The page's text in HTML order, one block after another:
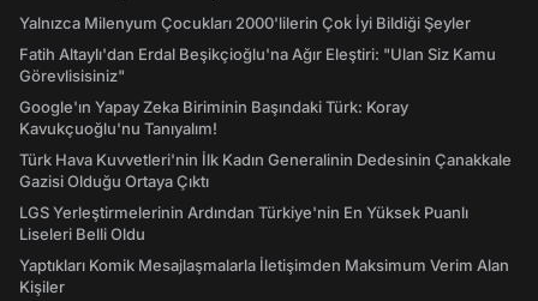
Yalnızca Milenyum Çocukları 2000'lilerin Çok İyi Bildiği Şeyler
Fatih Altaylı'dan Erdal Beşikçioğlu'na Ağır Eleştiri: "Ulan Siz Kamu
Görevlisisiniz"
Google'ın Yapay Zeka Biriminin Başındaki Türk: Koray
Kavukçuoğlu'nu Tanıyalım!
Türk Hava Kuvvetleri'nin İlk Kadın Generalinin Dedesinin Çanakkale
Gazisi Olduğu Ortaya Çıktı
LGS Yerleştirmelerinin Ardından Türkiye'nin En Yüksek Puanlı
Liseleri Belli Oldu
Yaptıkları Komik Mesajlaşmalarla İletişimden Maksimum Verim Alan
Kişiler